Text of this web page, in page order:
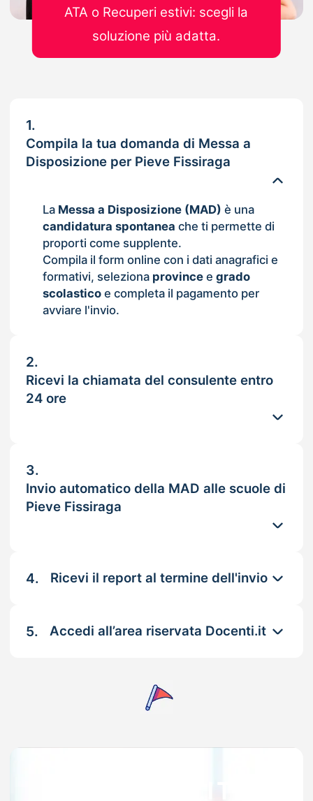
1.
Compila la tua domanda di Messa a
Disposizione per Pieve Fissiraga
La Messa a Disposizione (MAD) è una
candidatura spontanea che ti permette di
proporti come supplente.
Compila il form online con i dati anagrafici e
formativi, seleziona provincee grado
scolasticoe completa il pagamento per
avviare l'invio.
2.
Ricevi la chiamata del consulente entro
24 ore
3.
Invio automatico della MAD alle scuole di
Pieve Fissiraga
4. Ricevi il report al termine dell'invio
5. Accedi all’area riservata Docenti.it
ATA o Recuperi estivi: scegli la
soluzione più adatta.